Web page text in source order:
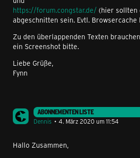
https://forum.congstar.de/ (hier sollten
abgeschnitten sein. Evtl. Browsercache
Zu den überlappenden Texten
ein Screenshot bitte.
Liebe Grüße,
Fynn
ABONNEMENTEN LISTE
Dennis
4. März 2020 um 11:54
Hallo Zusammen,